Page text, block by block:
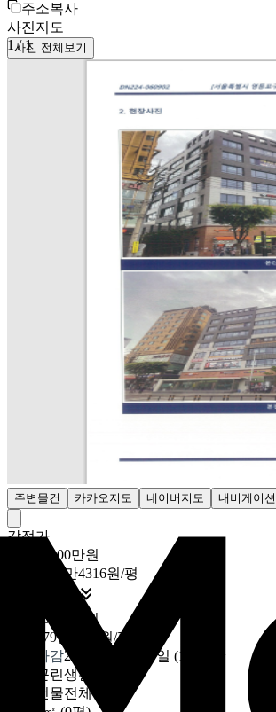
주소복사
사진지도
1 /1
사진 전체보기
주변물건 카카오지도 네이버지도 내비게이션
감정가
461억9100만원
20억4475만4316원/평

272억3900만원
12억579만9026원/평
입찰마감2026년 06월 29일 (10:00)
~
근린생활시설
건물전체